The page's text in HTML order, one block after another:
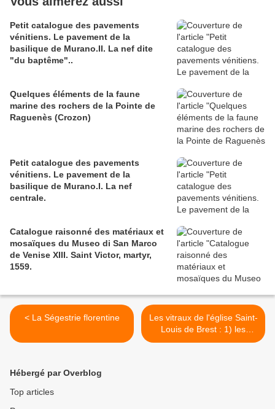
Petit catalogue des pavements
vénitiens. Le pavement de la
basilique de Murano.II. La nef dite
"du baptême"..
Quelques éléments de la faune
marine des rochers de la Pointe de
Raguenès (Crozon)
Petit catalogue des pavements
vénitiens. Le pavement de la
basilique de Murano.I. La nef
centrale.
Catalogue raisonné des matériaux et
mosaïques du Museo di San Marco
de Venise XIII. Saint Victor, martyr,
1559.
< La Ségestrie florentine
Les vitraux de l'église Saint-
Louis de Brest : 1) les
images. >
Hébergé par Overblog
Top articles